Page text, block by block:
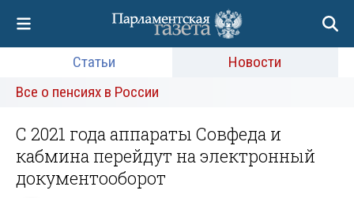
Статьи
Новости
Все о пенсиях в России
С 2021 года аппараты Совфеда и
кабмина перейдут на электронный
документооборот